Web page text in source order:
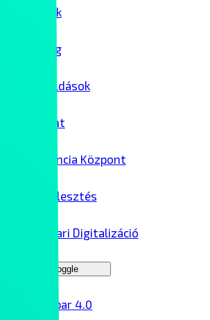
IT hálózatok
IT biztonság
Felhőmegoldások
Adatközpont
AI Kompetencia Központ
Szoftverfejlesztés
Ipar 4.0 – Ipari Digitalizáció
Menu Toggle
Ipar 4.0